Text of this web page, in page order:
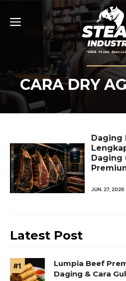
CARA DRY
Daging
Daging
JUN. 27, 2026
Latest Post
Lumpia Beef
Daging & Cara